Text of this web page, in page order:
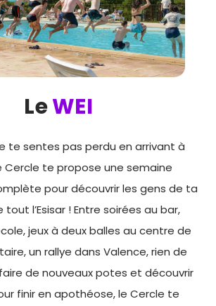
LeWEI
te sentes pas perdu en arrivant à
Cercle te propose une semaine
pour découvrir les gens de ta
l’Esisar ! Entre soirées au bar,
jeux à deux balles au centre de
un rallye dans Valence, rien de
de nouveaux potes et découvrir
finir en apothéose, le Cercle te